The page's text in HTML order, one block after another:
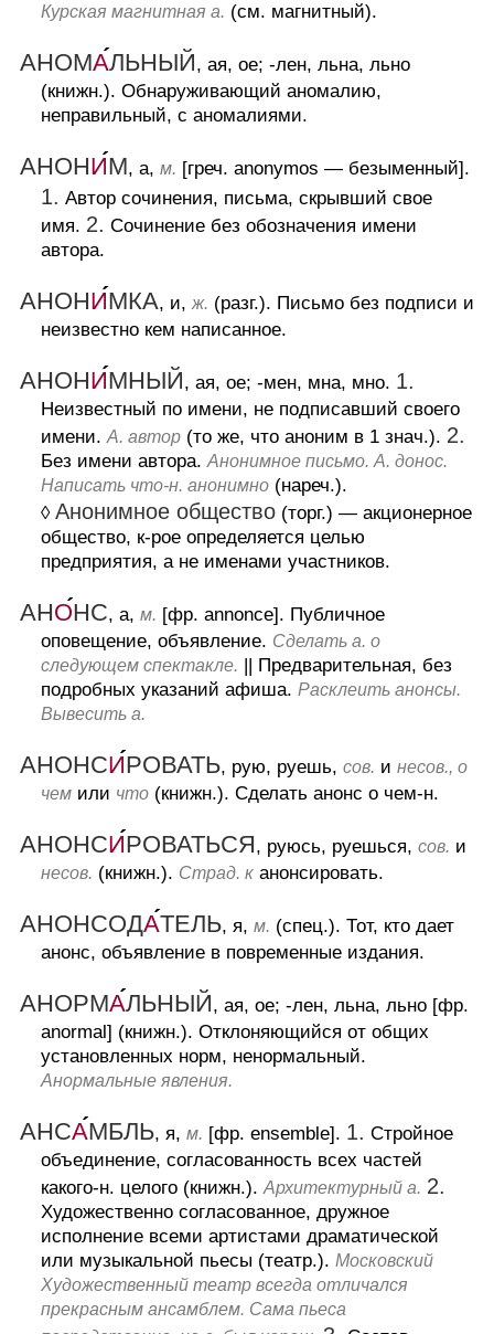
Курская магнитная а. (см. магнитный).
АНОМАЛЬНЫЙ, ая, ое; -лен, льна, льно
(книжн.). Обнаруживающий аномалию,
неправильный, с аномалиями.
АНОНИМ, а, м. [греч. anonymos — безыменный].
1. Автор сочинения, письма, скрывший свое
имя. 2. Сочинение без обозначения имени
автора.
АНОНИМКА, и,ж. (разг.). Письмо без подписи и
неизвестно кем написанное.
АНОНИМНЫЙ, ая, ое; -мен, мна, мно. 1.
Неизвестный по имени, не подписавший своего
имени. А. автор (то же, что аноним в 1 знач.). 2.
Без имени автора. Анонимное письмо. А. донос.
Написать что-н. анонимно (нареч.).
◊ Анонимное общество (торг.) — акционерное
общество, к-рое определяется целью
предприятия, а не именами участников.
АНОНС, а, м. [фр. annonce]. Публичное
оповещение, объявление. Сделать а. о
следующем спектакле.
Предварительная, без
подробных указаний афиша. Расклеить анонсы.
Вывесить а.
АНОНСИРОВАТЬ, рую, руешь, сов. и несов., о
чем или что (книжн.). Сделать анонс о чем-н.
АНОНСИРОВАТЬСЯ, руюсь, руешься, сов. и
несов. (книжн.). Страд. к анонсировать.
АНОНСОДАТЕЛЬ, я, м. (спец.). Тот, кто дает
анонс, объявление в повременные издания.
АНОРМАЛЬНЫЙ, ая, ое; -лен, льна, льно [фр.
anormal] (книжн.). Отклоняющийся от общих
установленных норм, ненормальный.
Анормальные явления.
АНСАМБЛЬ, я, м. [фр. ensemble]. 1. Стройное
объединение, согласованность всех частей
какого-н. целого (книжн.). Архитектурный а. 2.
Художественно согласованное, дружное
исполнение всеми артистами драматической
или музыкальной пьесы (театр.). Московский
Художественный театр всегда отличался
прекрасным ансамблем. Сама пьеса